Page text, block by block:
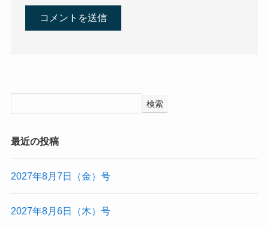
検索
最近の投稿
2027年8月7日（金）号
2027年8月6日（木）号